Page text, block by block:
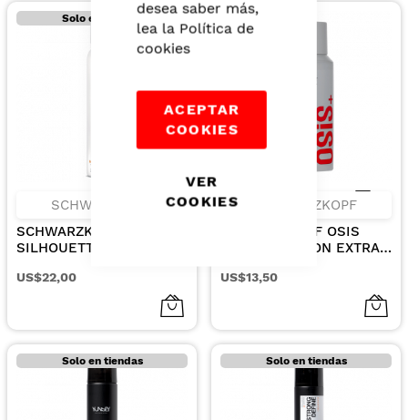
desea saber más,
lea la Política de
cookies
ACEPTAR
COOKIES
VER
COOKIES
Solo en tiendas
SCHWARZKOPF
SCHWARZKOPF
SILHOUETTE MOUSSE
US$22,00
SCHWARZKOPF
SCHWARZKOPF OSIS
SPRAY FIJACION EXTRA
US$13,50
Solo en tiendas Solo en tiendas